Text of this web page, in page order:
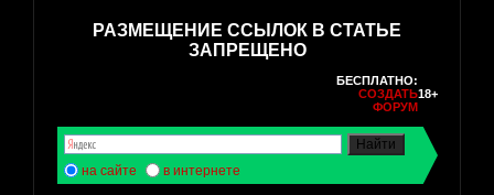
РАЗМЕЩЕНИЕ ССЫЛОК В СТАТЬЕ
ЗАПРЕЩЕНО
БЕСПЛАТНО:
СОЗДАТЬ
ФОРУМ
18+
на сайте в интернете